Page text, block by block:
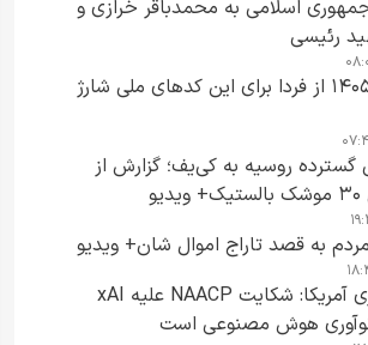
اسلامی به محمدباقر خرازی و
رئیسی
کالابرگ مرداد ۱۴۰۵ از فردا برای این کدهای ملی شارژ
روسیه به کی‌یف؛ گزارش از
به قصد تاراج اموال شان+ ویدیو
وزارت دادگستری آمریکا: شکایت NAACP علیه xAI
هوش مصنوعی است